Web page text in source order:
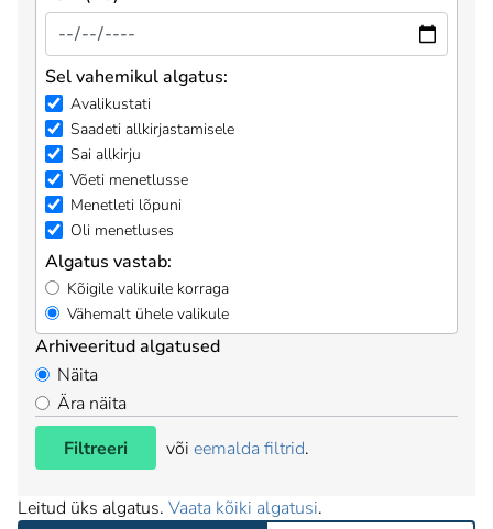
Sel vahemikul algatus:
Avalikustati
Saadeti allkirjastamisele
Sai allkirju
Võeti menetlusse
Menetleti lõpuni
Oli menetluses
Algatus vastab:
Kõigile valikuile korraga
Vähemalt ühele valikule
Arhiveeritud algatused
Näita
Ära näita
Filtreeri
või eemalda filtrid.
Leitud üks algatus. Vaata kõiki algatusi.